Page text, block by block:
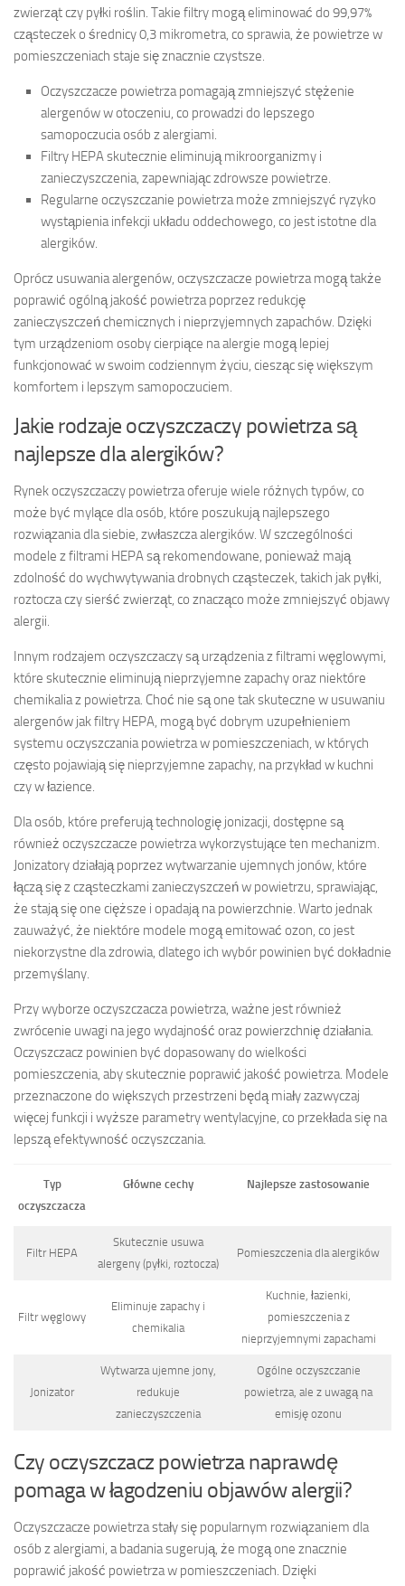
zwierząt czy pyłki roślin. Takie filtry mogą eliminować do 99,97%
cząsteczek o średnicy 0,3 mikrometra, co sprawia, że powietrze w
pomieszczeniach staje się znacznie czystsze.
Oczyszczacze powietrza pomagają zmniejszyć stężenie
alergenów w otoczeniu, co prowadzi do lepszego
samopoczucia osób z alergiami.
Filtry HEPA skutecznie eliminują mikroorganizmy i
zanieczyszczenia, zapewniając zdrowsze powietrze.
Regularne oczyszczanie powietrza może zmniejszyć ryzyko
wystąpienia infekcji układu oddechowego, co jest istotne dla
alergików.
Oprócz usuwania alergenów, oczyszczacze powietrza mogą także
poprawić ogólną jakość powietrza poprzez redukcję
zanieczyszczeń chemicznych i nieprzyjemnych zapachów. Dzięki
tym urządzeniom osoby cierpiące na alergie mogą lepiej
funkcjonować w swoim codziennym życiu, ciesząc się większym
komfortem i lepszym samopoczuciem.
Jakie rodzaje oczyszczaczy powietrza są
najlepsze dla alergików?
Rynek oczyszczaczy powietrza oferuje wiele różnych typów, co
może być mylące dla osób, które poszukują najlepszego
rozwiązania dla siebie, zwłaszcza alergików. W szczególności
modele z filtrami HEPA są rekomendowane, ponieważ mają
zdolność do wychwytywania drobnych cząsteczek, takich jak pyłki,
roztocza czy sierść zwierząt, co znacząco może zmniejszyć objawy
alergii.
Innym rodzajem oczyszczaczy są urządzenia z filtrami węglowymi,
które skutecznie eliminują nieprzyjemne zapachy oraz niektóre
chemikalia z powietrza. Choć nie są one tak skuteczne w usuwaniu
alergenów jak filtry HEPA, mogą być dobrym uzupełnieniem
systemu oczyszczania powietrza w pomieszczeniach, w których
często pojawiają się nieprzyjemne zapachy, na przykład w kuchni
czy w łazience.
Dla osób, które preferują technologię jonizacji, dostępne są
również oczyszczacze powietrza wykorzystujące ten mechanizm.
Jonizatory działają poprzez wytwarzanie ujemnych jonów, które
łączą się z cząsteczkami zanieczyszczeń w powietrzu, sprawiając,
że stają się one cięższe i opadają na powierzchnie. Warto jednak
zauważyć, że niektóre modele mogą emitować ozon, co jest
niekorzystne dla zdrowia, dlatego ich wybór powinien być dokładnie
przemyślany.
Przy wyborze oczyszczacza powietrza, ważne jest również
zwrócenie uwagi na jego wydajność oraz powierzchnię działania.
Oczyszczacz powinien być dopasowany do wielkości
pomieszczenia, aby skutecznie poprawić jakość powietrza. Modele
przeznaczone do większych przestrzeni będą miały zazwyczaj
więcej funkcji i wyższe parametry wentylacyjne, co przekłada się na
lepszą efektywność oczyszczania.
Typ
oczyszczacza
Główne cechy Najlepsze zastosowanie
Filtr HEPA
Skutecznie usuwa
alergeny (pyłki, roztocza)
Pomieszczenia dla alergików
Filtr węglowy
Eliminuje zapachy i
chemikalia
Kuchnie, łazienki,
pomieszczenia z
nieprzyjemnymi zapachami
Jonizator
Wytwarza ujemne jony,
redukuje
zanieczyszczenia
Ogólne oczyszczanie
powietrza, ale z uwagą na
emisję ozonu
Czy oczyszczacz powietrza naprawdę
pomaga w łagodzeniu objawów alergii?
Oczyszczacze powietrza stały się popularnym rozwiązaniem dla
osób z alergiami, a badania sugerują, że mogą one znacznie
poprawić jakość powietrza w pomieszczeniach. Dzięki